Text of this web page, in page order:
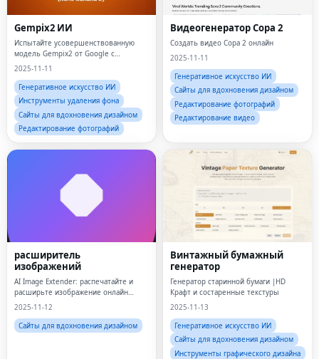
Gempix2 ИИ
Испытайте усовершенствованную
модель Gempix2 от Google с
простыми текстовыми подсказками и
получения потрясающих и
стабильных результатов.
2025-11-11
Генеративное искусство ИИ
Инструменты удаления фона
Сайты для вдохновения дизайном
Редактирование фотографий
Видеогенератор Сора 2
Создать видео Сора 2 онлайн
2025-11-11
Генеративное искусство ИИ
Сайты для вдохновения дизайном
Редактирование фотографий
Редактирование видео
расширитель
изображений
AI Image Extender: распечатайте и
расширьте изображение онлайн
бесплатно
2025-11-12
Сайты для вдохновения дизайном
Винтажный бумажный
генератор
Генератор старинной бумаги |HD
Крафт и состаренные текстуры
2025-11-13
Генеративное искусство ИИ
Сайты для вдохновения дизайном
Инструменты графического дизайна